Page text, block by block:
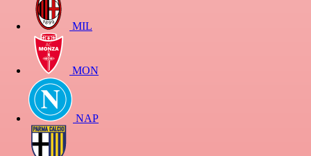
MIL
MON
NAP